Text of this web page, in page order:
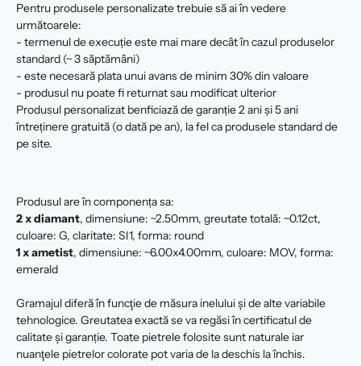
Pentru produsele personalizate trebuie să ai în vedere
următoarele:
- termenul de execuție este mai mare decât în cazul produselor
standard (~ 3 săptămâni)
- este necesară plata unui avans de minim 30% din valoare
- produsul nu poate fi returnat sau modificat ulterior
Produsul personalizat benficiază de garanție 2 ani și 5 ani
întreținere gratuită (o dată pe an), la fel ca produsele standard de
pe site.
Produsul are în componența sa:
2 xdiamant, dimensiune: ~2.50mm, greutate totală: ~0.12ct,
culoare: G, claritate: SI1, forma: round
1 x ametist, dimensiune: ~6.00x4.00mm, culoare: MOV, forma:
emerald
Gramajul diferă în funcţie de măsura inelului şi de alte variabile
tehnologice. Greutatea exactă se va regăsi în certificatul de
calitate şi garanție. Toate pietrele folosite sunt naturale iar
nuanţele pietrelor colorate pot varia de la deschis la închis.